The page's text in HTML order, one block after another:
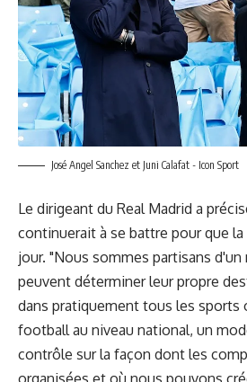
José Angel Sanchez et Juni Calafat - Icon Sport
Le dirigeant du Real Madrid a
continuerait à se battre pour que
jour. "Nous sommes partisans
peuvent déterminer leur propre
dans pratiquement tous les sports
football au niveau national, un
contrôle sur la façon dont les
organisées et où nous pouvons